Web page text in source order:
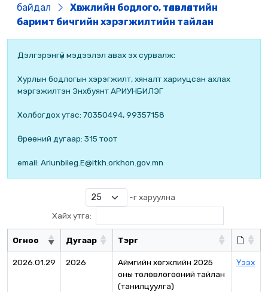
байдал
Хөгжлийн бодлого, төлөвлөлтийн
баримт бичгийн хэрэгжилтийн тайлан
Дэлгэрэнгүй мэдээлэл авах эх сурвалж:
Хурлын бодлогын хэрэгжилт, хяналт хариуцсан ахлах
мэргэжилтэн Энхбуянт АРИУНБИЛЭГ
Холбогдох утас: 70350494, 99357158
Өрөөний дугаар: 315 тоот
email: Ariunbileg.E@itkh.orkhon.gov.mn
-г харуулна
Хайх утга:
Огноо Дугаар Тэргүү
2026.01.29 2026
Аймгийн хөгжлийн 2025
оны төлөвлөгөөний тайлан
(танилцуулга)
Үзэх